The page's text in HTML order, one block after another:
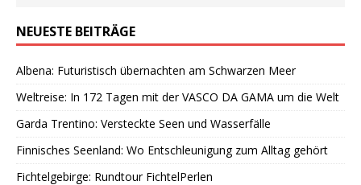
NEUESTE BEITRÄGE
Albena: Futuristisch übernachten am Schwarzen Meer
Weltreise: In 172 Tagen mit der VASCO DA GAMA um die Welt
Garda Trentino: Versteckte Seen und Wasserfälle
Finnisches Seenland: Wo Entschleunigung zum Alltag gehört
Fichtelgebirge: Rundtour FichtelPerlen